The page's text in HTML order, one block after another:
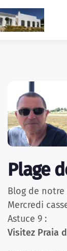
Plage
Blog de notre
Mercredi
Astuce 9 :
Visitez Praia